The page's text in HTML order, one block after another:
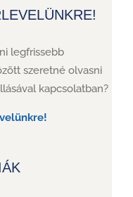
legfrissebb
szeretné olvasni
kapcsolatban?